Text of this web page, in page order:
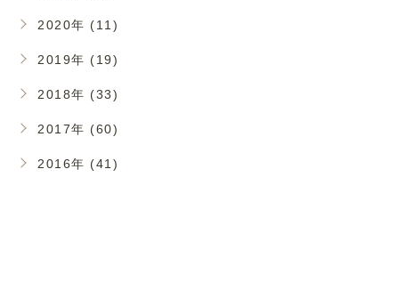
2020年 (11)
2019年 (19)
2018年 (33)
2017年 (60)
2016年 (41)